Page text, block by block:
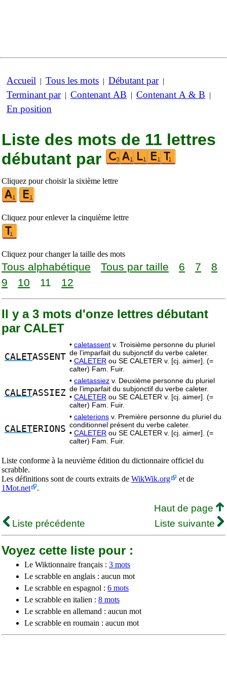
Accueil | Tous les mots | Débutant par|
Terminant par| Contenant AB | Contenant A & B |
En position
Liste des mots de 11 lettres
débutant par
Cliquez pour choisir la sixième lettre
Cliquez pour enlever la cinquième lettre
Cliquez pour changer la taille des mots
Tous alphabétique Tous par taille 6 7
8
9
10 11 12
Il y a 3 mots d'onze lettres débutant
par CALET
CALETASSENT
• caletassent v. Troisième personne du pluriel
de l’imparfait du subjonctif du verbe caleter.
• CALETER ou SE CALETER v. [cj. aimer]. (=
calter) Fam. Fuir.
CALETASSIEZ
• caletassiez v. Deuxième personne du pluriel
de l’imparfait du subjonctif du verbe caleter.
• CALETER ou SE CALETER v. [cj. aimer]. (=
calter) Fam. Fuir.
CALETERIONS
• caleterions v. Première personne du pluriel du
conditionnel présent du verbe caleter.
• CALETER ou SE CALETER v. [cj. aimer]. (=
calter) Fam. Fuir.
Liste conforme à la neuvième édition du dictionnaire officiel du
scrabble.
Les définitions sont de courts extraits de WikWik.org
et de
1Mot.net
.
Haut de page
Liste précédente
Liste suivante
Voyez cette liste pour :
Le Wiktionnaire français : 3 mots
Le scrabble en anglais : aucun mot
Le scrabble en espagnol : 6 mots
Le scrabble en italien : 8 mots
Le scrabble en allemand : aucun mot
Le scrabble en roumain : aucun mot